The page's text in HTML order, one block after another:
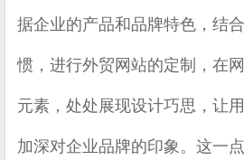
据企业的产品和品牌特色，结
惯，进行外贸网站的定制，在
元素，处处展现设计巧思，让
加深对企业品牌的印象。这一